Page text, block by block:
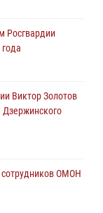
Росгвардии
Виктор Золотов
ОМОН